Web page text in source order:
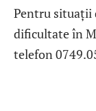
Pentru situații
dificultate în
telefon